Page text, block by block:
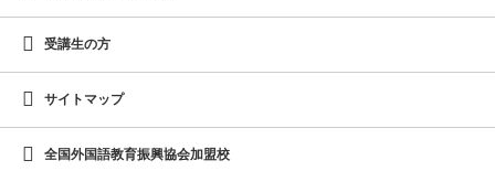
受講生の方
サイトマップ
全国外国語教育振興協会加盟校